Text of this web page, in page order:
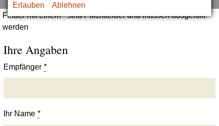
Erlauben Ablehnen
Felder mit einem * sind Pflichtfelder und müssen ausgefüllt
werden
Ihre Angaben
Empfänger *
Ihr Name *